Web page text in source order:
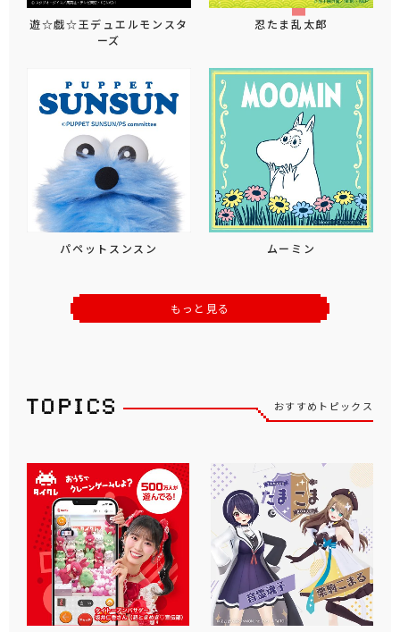
遊☆戯☆王デュエルモンスタ
ーズ
忍たま乱太郎
パペットスンスン ムーミン
もっと見る
おすすめトピックス